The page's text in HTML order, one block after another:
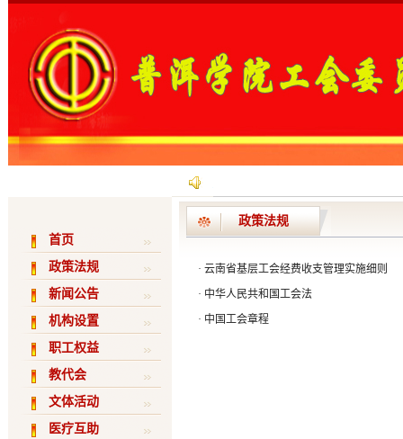
首页
政策法规
新闻公告
机构设置
职工权益
教代会
文体活动
医疗互助
政策法规
· 云南省基层工会经费收支管理实施细则
· 中华人民共和国工会法
· 中国工会章程